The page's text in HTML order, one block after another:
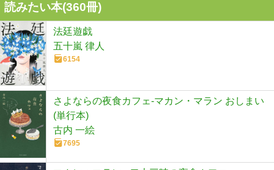
読みたい本(360冊)
法廷遊戯
五十嵐 律人
6154
さよならの夜食カフェ-マカン・マラン おしまい
(単行本)
古内 一絵
7695